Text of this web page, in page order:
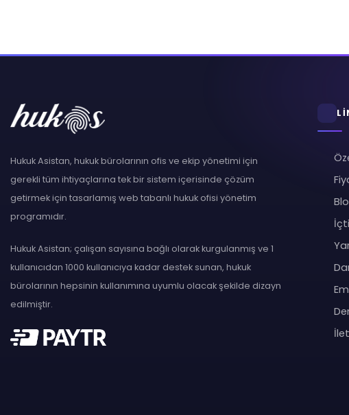
Hukuk Asistan, hukuk bürolarının ofis ve ekip yönetimi için
gerekli tüm ihtiyaçlarına tek bir sistem içerisinde çözüm
getirmek için tasarlamış web tabanlı hukuk ofisi yönetim
programıdır.
Hukuk Asistan; çalışan sayısına bağlı olarak kurgulanmış ve 1
kullanıcıdan 1000 kullanıcıya kadar destek sunan, hukuk
bürolarının hepsinin kullanımına uyumlu olacak şekilde dizayn
edilmiştir.